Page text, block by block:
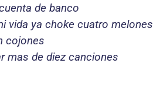
de banco
vida ya choke cuatro melones
cojones
mas de diez canciones